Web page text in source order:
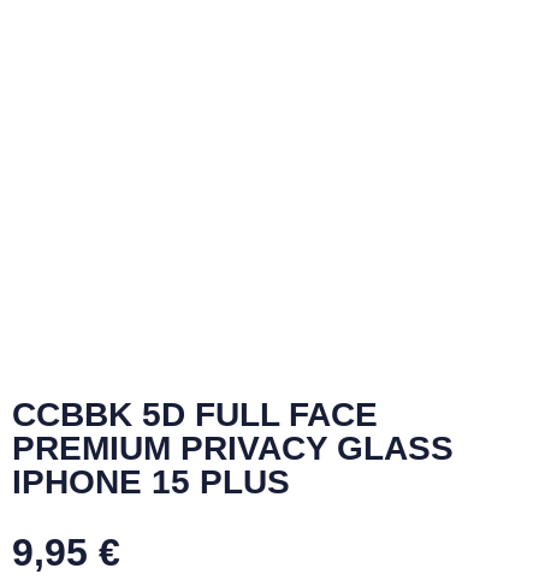
CCBBK 5D FULL FACE
PREMIUM PRIVACY GLASS
IPHONE 15 PLUS
9,95 €